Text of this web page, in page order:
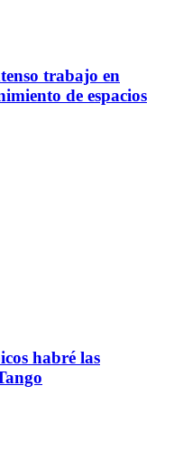
trabajo en
de espacios
habré las